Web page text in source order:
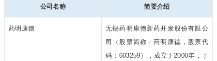
公司名称 简要介绍
药明康德
无锡药明康德新药开发股份有限公
司（股票简称：药明康德，股票代
码：603259），成立于2000年，于